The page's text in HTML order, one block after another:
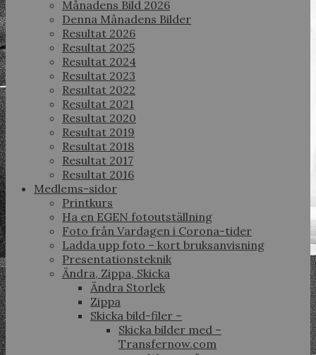
Månadens Bild 2026
Denna Månadens Bilder
Resultat 2026
Resultat 2025
Resultat 2024
Resultat 2023
Resultat 2022
Resultat 2021
Resultat 2020
Resultat 2019
Resultat 2018
Resultat 2017
Resultat 2016
Medlems-sidor
Printkurs
Ha en EGEN fotoutställning
Foto från Vardagen i Corona-tider
Ladda upp foto – kort bruksanvisning
Presentationsteknik
Ändra, Zippa, Skicka
Ändra Storlek
Zippa
Skicka bild-filer –
Skicka bilder med –
Transfernow.com